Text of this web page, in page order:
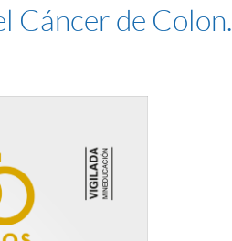
Cáncer de Colon.